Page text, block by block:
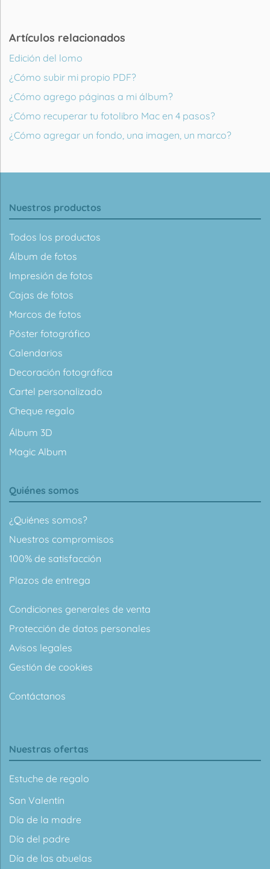
Artículos relacionados
Edición del lomo
¿Cómo subir mi propio PDF?
¿Cómo agrego páginas a mi álbum?
¿Cómo recuperar tu fotolibro Mac en 4 pasos?
¿Cómo agregar un fondo, una imagen, un marco?
Nuestros productos
Todos los productos
Álbum de fotos
Impresión de fotos
Cajas de fotos
Marcos de fotos
Póster fotográfico
Calendarios
Decoración fotográfica
Cartel personalizado
Cheque regalo
Álbum 3D
Magic Album
Quiénes somos
¿Quiénes somos?
Nuestros compromisos
100% de satisfacción
Plazos de entrega
Condiciones generales de venta
Protección de datos personales
Avisos legales
Gestión de cookies
Contáctanos
Nuestras ofertas
Estuche de regalo
San Valentín
Día de la madre
Día del padre
Día de las abuelas